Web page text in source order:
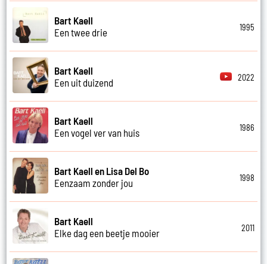
Bart Kaell
Een twee drie
1995
Bart Kaell
Een uit duizend
2022
Bart Kaell
Een vogel ver van huis
1986
Bart Kaell en Lisa Del Bo
Eenzaam zonder jou
1998
Bart Kaell
Elke dag een beetje mooier
2011